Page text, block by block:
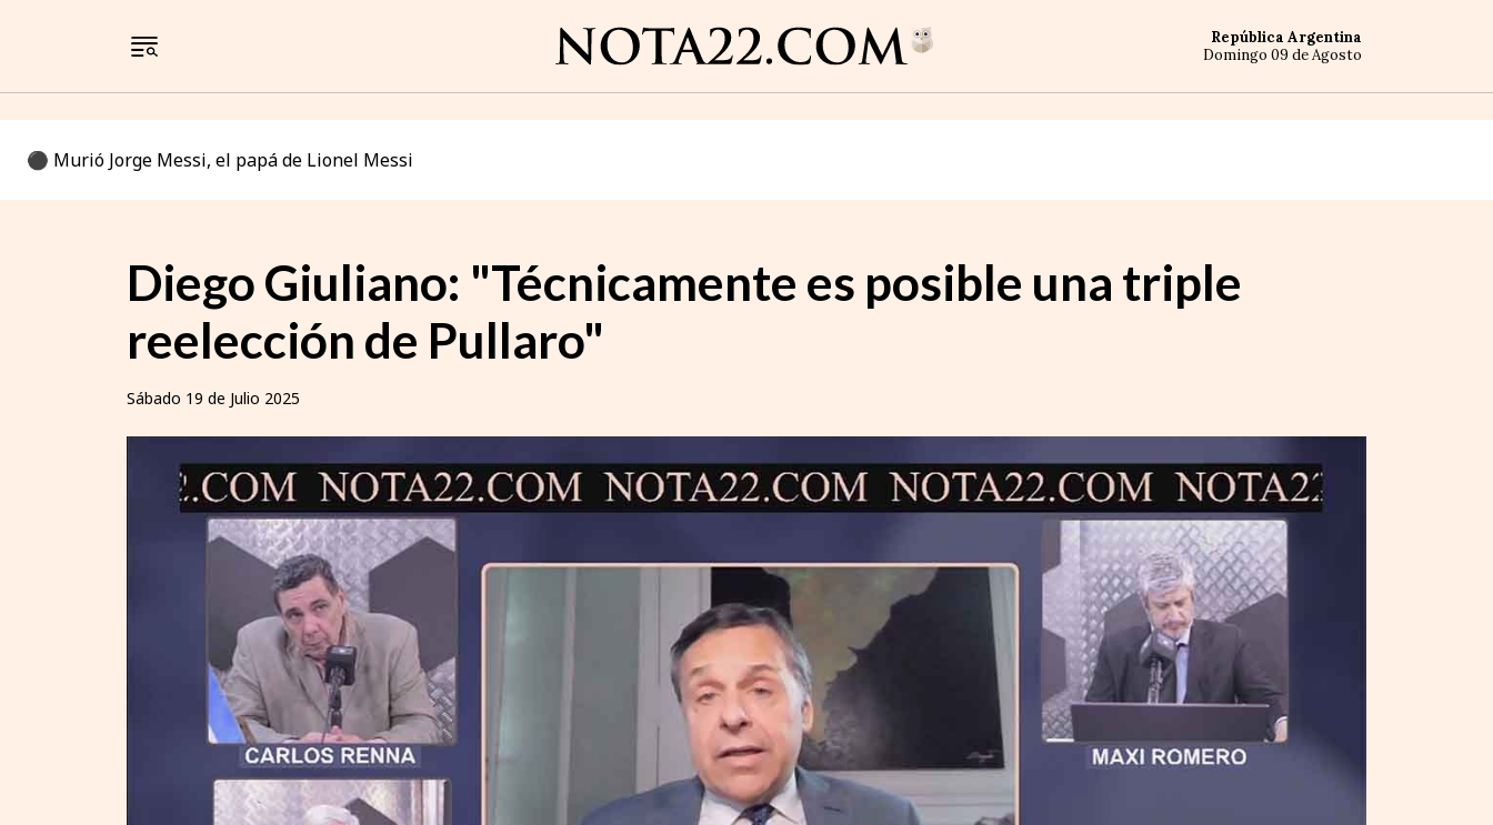
República Argentina
Domingo 09 de Agosto
⚫️ Murió Jorge Messi, el papá de Lionel Messi
Diego Giuliano: "Técnicamente es posible una triple
reelección de Pullaro"
Sábado 19 de Julio 2025